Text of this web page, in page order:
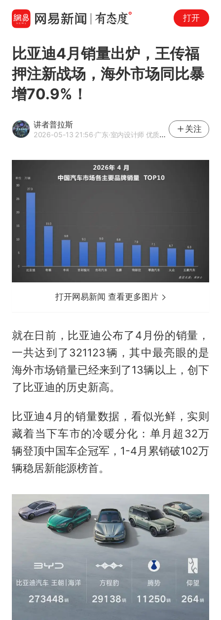
打开
比亚迪4月销量出炉，王传福
押注新战场，海外市场同比暴
增70.9%！
讲者普拉斯
2026-05-13 21:56·广东·室内设计师 优质汽车领域创作者
关注
打开网易新闻 查看更多图片
就在日前，比亚迪公布了4月份的销量，
一共达到了321123辆，其中最亮眼的是
海外市场销量已经来到了13辆以上，创下
了比亚迪的历史新高。
比亚迪4月的销量数据，看似光鲜，实则
藏着当下车市的冷暖分化：单月超32万
辆登顶中国车企冠军，1-4月累销破102万
辆稳居新能源榜首。